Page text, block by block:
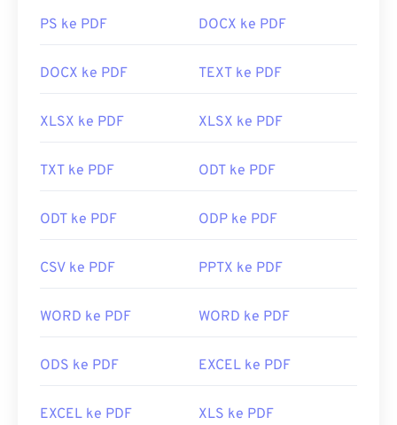
PS ke PDF DOCX ke PDF
DOCX ke PDF TEXT ke PDF
XLSX ke PDF XLSX ke PDF
TXT ke PDF ODT ke PDF
ODT ke PDF ODP ke PDF
CSV ke PDF PPTX ke PDF
WORD ke PDF WORD ke PDF
ODS ke PDF EXCEL ke PDF
EXCEL ke PDF XLS ke PDF